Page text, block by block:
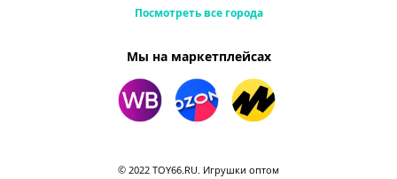
Посмотреть все города
Мы на маркетплейсах
© 2022 TOY66.RU. Игрушки оптом